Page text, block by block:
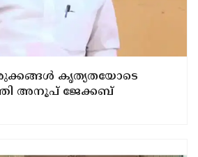
കൃത്യതയോടെ
അനൂപ് ജേക്കബ്